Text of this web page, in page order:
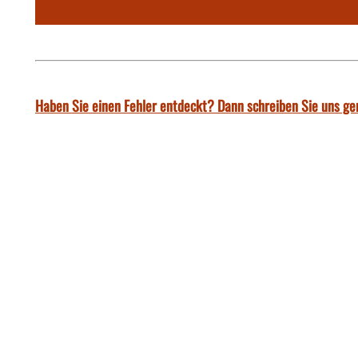
Haben Sie einen Fehler entdeckt? Dann schreiben Sie uns